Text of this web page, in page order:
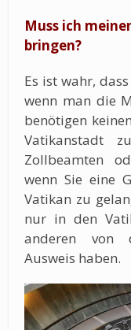
Muss ich
bringen?
Es ist wahr,
wenn man die
benötigen
Vatikanstadt
Zollbeamten
wenn Sie eine
Vatikan zu
nur in den
anderen von
Ausweis haben.